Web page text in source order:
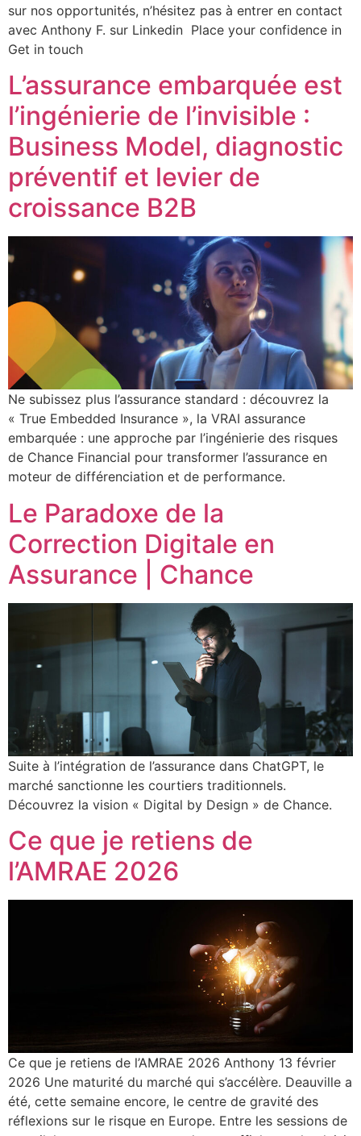
sur nos opportunités, n’hésitez pas à entrer en contact
avec Anthony F. sur Linkedin Place your confidence in
Get in touch
L’assurance embarquée est
l’ingénierie de l’invisible :
Business Model, diagnostic
préventif et levier de
croissance B2B
Ne subissez plus l’assurance standard : découvrez la
« True Embedded Insurance », la VRAI assurance
embarquée : une approche par l’ingénierie des risques
de Chance Financial pour transformer l’assurance en
moteur de différenciation et de performance.
Le Paradoxe de la
Correction Digitale en
Assurance | Chance
Suite à l’intégration de l’assurance dans ChatGPT, le
marché sanctionne les courtiers traditionnels.
Découvrez la vision « Digital by Design » de Chance.
Ce que je retiens de
l’AMRAE 2026
Ce que je retiens de l’AMRAE 2026 Anthony 13 février
2026 Une maturité du marché qui s’accélère. Deauville a
été, cette semaine encore, le centre de gravité des
réflexions sur le risque en Europe. Entre les sessions de